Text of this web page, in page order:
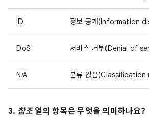
ID 정보 공개(Information
DoS 서비스 거부(Denial of
N/A 분류 없음
3. 참조열의 항목은 무엇을 의미하나요?